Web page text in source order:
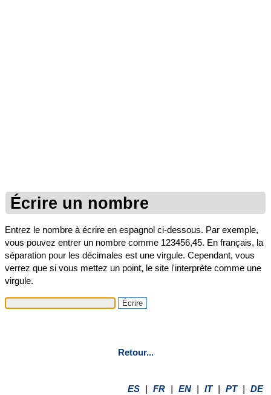
Écrire un nombre
Entrez le nombre à écrire en espagnol ci-dessous. Par exemple,
vous pouvez entrer un nombre comme 123456,45. En français, la
séparation pour les décimales est une virgule. Cependant, vous
verrez que si vous mettez un point, le site l'interprète comme une
virgule.
Retour...
ES | FR | EN | IT | PT | DE